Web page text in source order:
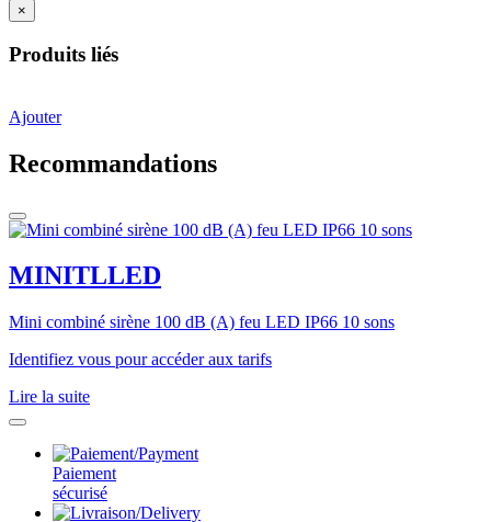
×
Produits liés
Ajouter
Recommandations
MINITLLED
Mini combiné sirène 100 dB (A) feu LED IP66 10 sons
Identifiez vous pour accéder aux tarifs
Lire la suite
Paiement
sécurisé